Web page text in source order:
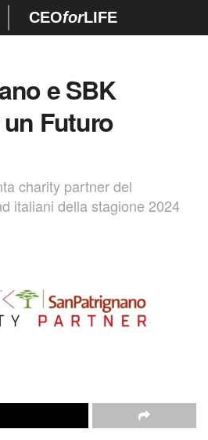
CEOforLIFE
e SBK
Futuro
charity partner del
italiani della stagione 2024